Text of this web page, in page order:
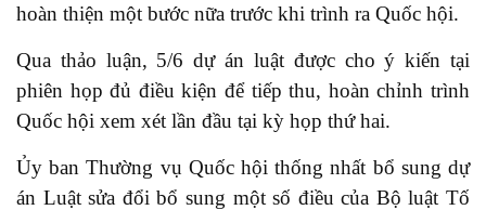
hoàn thiện một bước nữa trước khi trình ra Quốc hội.
Qua thảo luận, 5/6 dự án luật được cho ý kiến tại
phiên họp đủ điều kiện để tiếp thu, hoàn chỉnh trình
Quốc hội xem xét lần đầu tại kỳ họp thứ hai.
Ủy ban Thường vụ Quốc hội thống nhất bổ sung dự
án Luật sửa đổi bổ sung một số điều của Bộ luật Tố